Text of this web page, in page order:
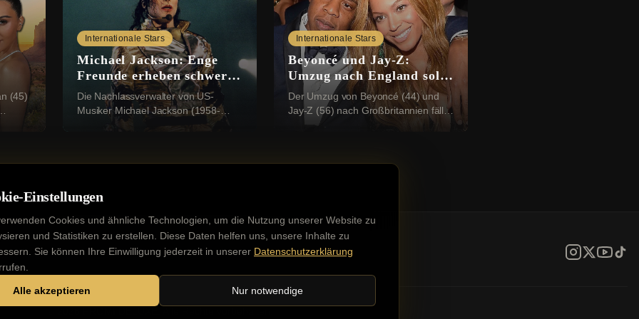
Einstellungen
Cookies und ähnliche Technologien, um die Nutzung unserer Website zu
und Statistiken zu erstellen. Diese Daten helfen uns, unsere Inhalte zu
Sie können Ihre Einwilligung jederzeit in unserer Datenschutzerklärung
Alle akzeptieren Nur notwendige
(45)
Internationale Stars
Michael Jackson: Enge
Freunde erheben schwere
Missbrauchsvorwürfe
Die Nachlassverwalter von US-
Musiker Michael Jackson (1958-
Internationale Stars
Beyoncé und Jay-Z:
Umzug nach England soll
geplatzt sein
Der Umzug von Beyoncé (44) und
Jay-Z (56) nach Großbritannien fällt
angeblich aus. Der Grund: Das
KontaktImpressumDatenschutzWerbung buchen